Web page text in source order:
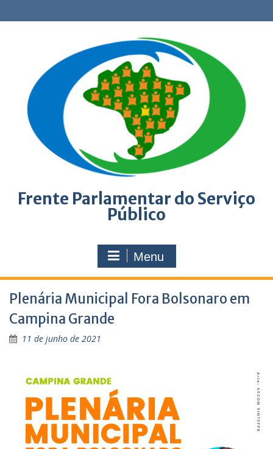
to
Frente Parlamentar do Serviço
Público
Menu
Plenária Municipal Fora Bolsonaro em
Campina Grande
11 de junho de 2021